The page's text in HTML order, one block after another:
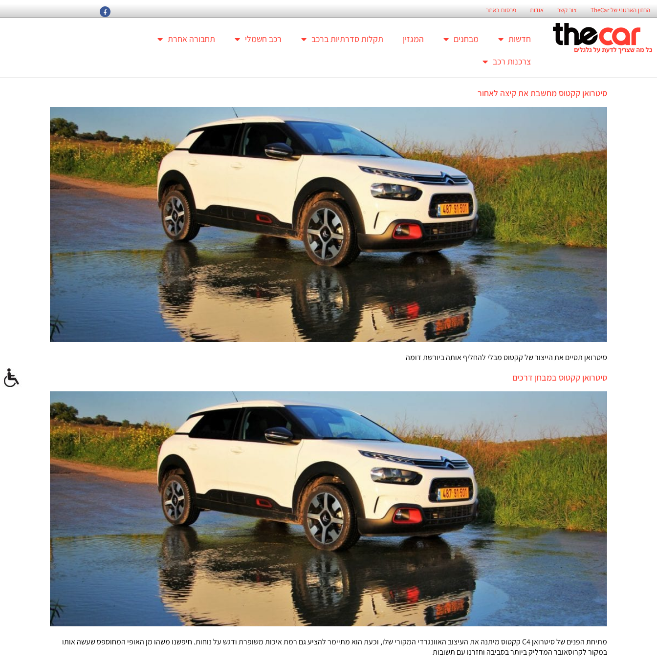
החזון הארגוני של TheCar צור קשר אודות פרסום באתר
חדשות מבחנים המגזין תקלות סדרתיות ברכב רכב חשמלי
תחבורה אחרת
צרכנות רכב
סיטרואן קקטוס מחשבת את קיצה לאחור
סיטרואן תסיים את הייצור של קקטוס מבלי להחליף אותה ביורשת דומה
סיטרואן קקטוס במבחן דרכים
מתיחת הפנים של סיטרואן C4 קקטוס מיתנה את העיצוב האוונגרדי המקורי שלו, וכעת הוא מתיימר להציע גם רמת איכות משופרת ודגש על נוחות. חיפשנו משהו מן האופי המחוספס שעשה אותו
במקור לקרוסאובר המדליק ביותר בסביבה וחזרנו עם תשובות